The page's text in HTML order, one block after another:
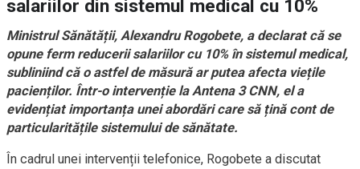
salariilor din sistemul medical cu 10%
Ministrul Sănătății, Alexandru Rogobete, a declarat că se
opune ferm reducerii salariilor cu 10% în sistemul medical,
subliniind că o astfel de măsură ar putea afecta viețile
pacienților. Într-o intervenție la Antena 3 CNN, el a
evidențiat importanța unei abordări care să țină cont de
particularitățile sistemului de sănătate.
În cadrul unei intervenții telefonice, Rogobete a discutat